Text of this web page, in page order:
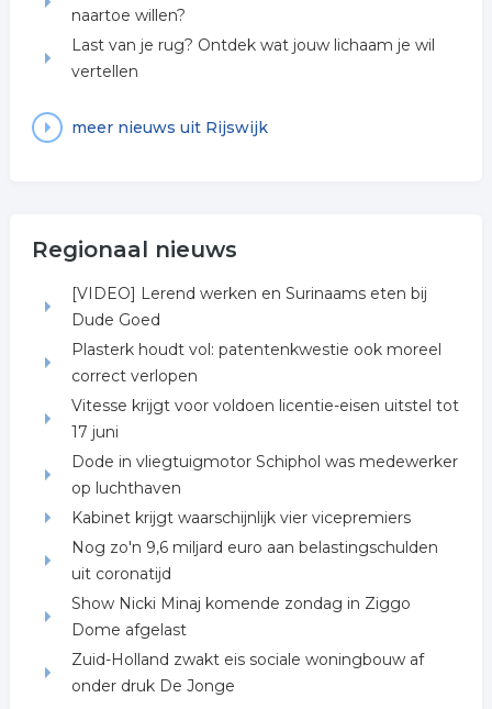
naartoe willen?
Last van je rug? Ontdek wat jouw lichaam je wil
vertellen
meer nieuws uit Rijswijk
Regionaal nieuws
[VIDEO] Lerend werken en Surinaams eten bij
Dude Goed
Plasterk houdt vol: patentenkwestie ook moreel
correct verlopen
Vitesse krijgt voor voldoen licentie-eisen uitstel tot
17 juni
Dode in vliegtuigmotor Schiphol was medewerker
op luchthaven
Kabinet krijgt waarschijnlijk vier vicepremiers
Nog zo'n 9,6 miljard euro aan belastingschulden
uit coronatijd
Show Nicki Minaj komende zondag in Ziggo
Dome afgelast
Zuid-Holland zwakt eis sociale woningbouw af
onder druk De Jonge